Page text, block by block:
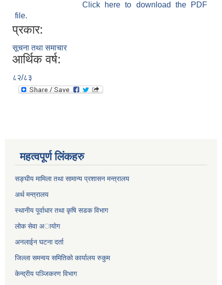
Click here to download the PDF
file.
प्रकार:
सूचना तथा समाचार
आर्थिक वर्ष:
८२/८३
महत्वपूर्ण लिंकहरु
सङ्घीय मामिला तथा सामान्य प्रशासन मन्त्रालय
अर्थ मन्त्रालय
स्थानीय पूर्वाधार तथा कृषि सडक विभाग
लोक सेवा अायाेग
अनलाईन घटना दर्ता
जिल्ला समन्वय समितिको कार्यालय रुकुम
केन्द्रीय पञ्जिकरण विभाग